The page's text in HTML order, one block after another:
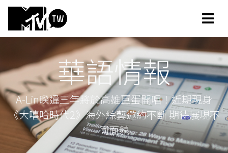
華語情報
A-Lin睽違三年將於高雄巨蛋開唱！近期現身
《大嘻哈時代2》海外綜藝邀約不斷 期待展現不
同面貌